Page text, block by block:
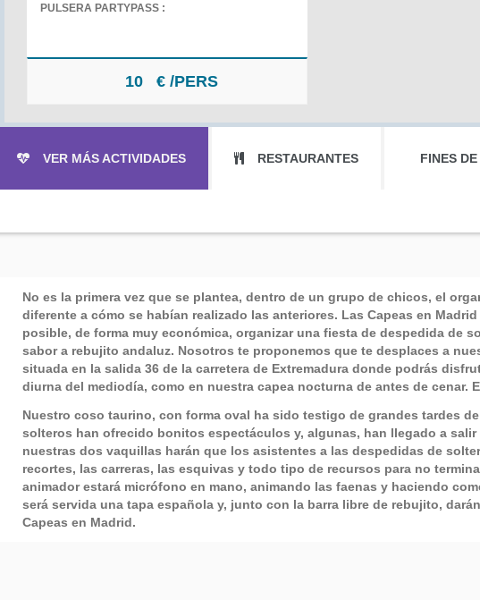
PULSERA PARTYPASS :
10 € /PERS
VER MÁS ACTIVIDADES RESTAURANTES FINES
No es la primera vez que se plantea, dentro de un grupo de chicos, el
diferente a cómo se habían realizado las anteriores. Las Capeas en Madrid
posible, de forma muy económica, organizar una fiesta de despedida de
sabor a rebujito andaluz. Nosotros te proponemos que te desplaces a
situada en la salida 36 de la carretera de Extremadura donde podrás
diurna del mediodía, como en nuestra capea nocturna de antes de cenar.
Nuestro coso taurino, con forma oval ha sido testigo de grandes tardes de
solteros han ofrecido bonitos espectáculos y, algunas, han llegado a
nuestras dos vaquillas harán que los asistentes a las despedidas de
recortes, las carreras, las esquivas y todo tipo de recursos para no
animador estará micrófono en mano, animando las faenas y haciendo
será servida una tapa española y, junto con la barra libre de rebujito,
Capeas en Madrid.